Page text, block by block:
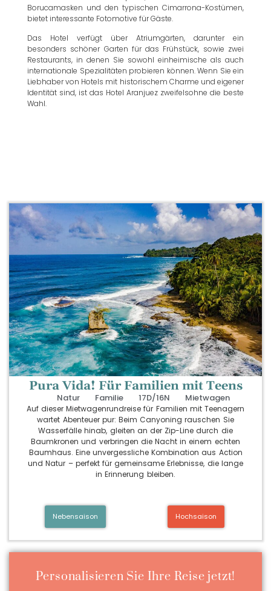
Borucamasken und den typischen Cimarrona-Kostümen,
bietet interessante Fotomotive für Gäste.
Das Hotel verfügt über Atriumgärten, darunter ein
besonders schöner Garten für das Frühstück, sowie zwei
Restaurants, in denen Sie sowohl einheimische als auch
internationale Spezialitäten probieren können. Wenn Sie ein
Liebhaber von Hotels mit historischem Charme und eigener
Identität sind, ist das Hotel Aranjuez zweifelsohne die beste
Wahl.
Pura Vida! Für Familien mit Teens
Natur Familie 17D/16N Mietwagen
Auf dieser Mietwagenrundreise für Familien mit Teenagern
wartet Abenteuer pur: Beim Canyoning rauschen Sie
Wasserfälle hinab, gleiten an der Zip-Line durch die
Baumkronen und verbringen die Nacht in einem echten
Baumhaus. Eine unvergessliche Kombination aus Action
und Natur – perfekt für gemeinsame Erlebnisse, die lange
in Erinnerung bleiben.
Nebensaison Hochsaison
Personalisieren Sie Ihre Reise jetzt!